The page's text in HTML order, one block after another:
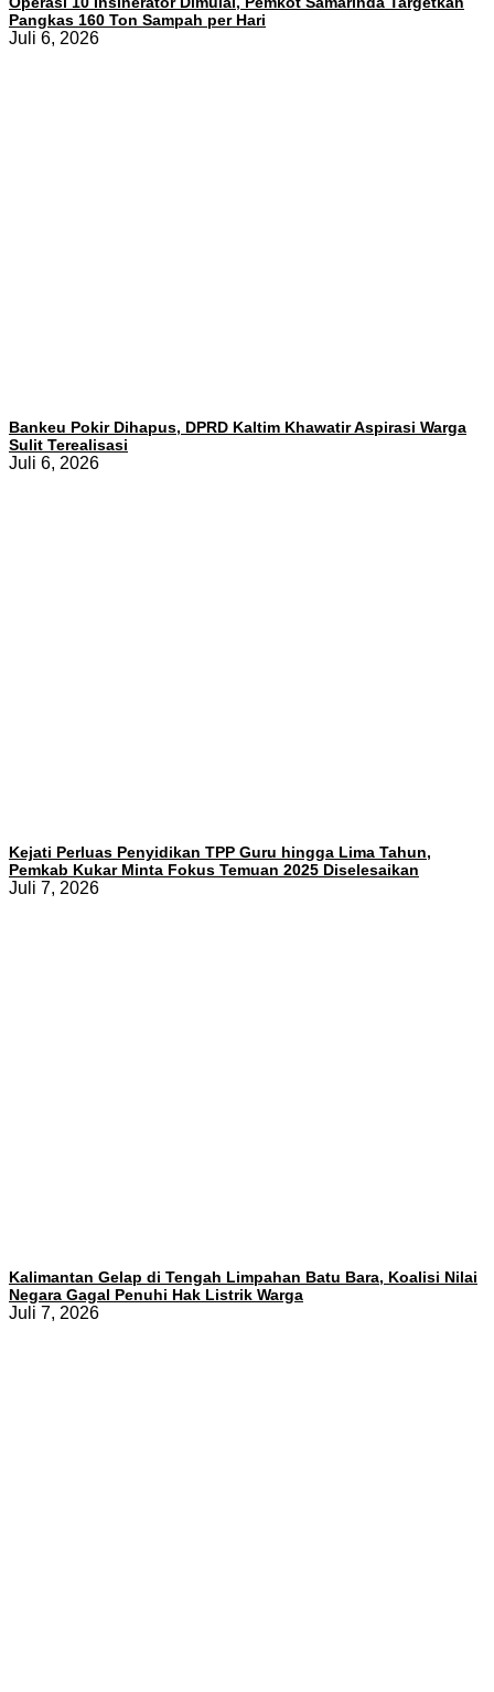
Pangkas 160 Ton Sampah per Hari
Juli 6, 2026
Bankeu Pokir Dihapus, DPRD Kaltim Khawatir Aspirasi Warga
Sulit Terealisasi
Juli 6, 2026
Kejati Perluas Penyidikan TPP Guru hingga Lima Tahun,
Pemkab Kukar Minta Fokus Temuan 2025 Diselesaikan
Juli 7, 2026
Kalimantan Gelap di Tengah Limpahan Batu Bara, Koalisi Nilai
Negara Gagal Penuhi Hak Listrik Warga
Juli 7, 2026